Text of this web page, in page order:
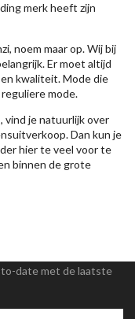
merk heeft zijn
noem maar op. Wij bij
Er moet altijd
kwaliteit. Mode die
mode.
vind je natuurlijk over
Dan kun je
hier te veel voor te
binnen de grote
date met de laatste